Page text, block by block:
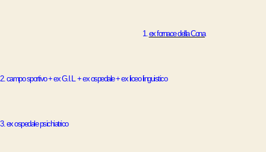
1. ex fornace della Cona
2. campo sportivo + ex G.I.L. + ex ospedale + ex liceo linguistico
3. ex ospedale psichiatrico